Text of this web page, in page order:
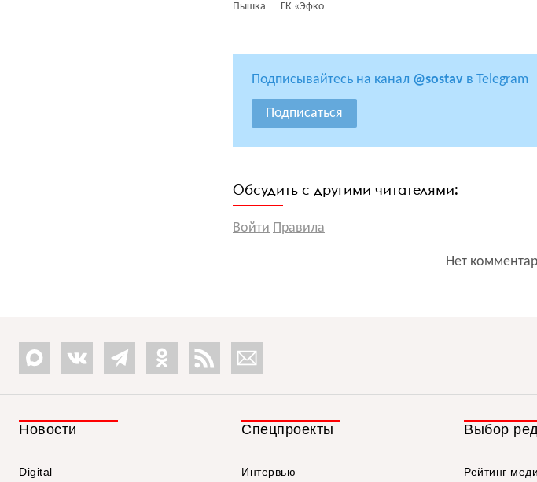
Пышка ГК «Эфко
Подписывайтесь на канал @sostav в Telegram
Подписаться
Обсудить с другими читателями:
Войти Правила
Нет
Новости
Digital
Спецпроекты
Интервью
Выбор
Рейтинг